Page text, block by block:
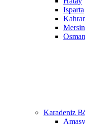
Isparta
Mersin
Karadeniz